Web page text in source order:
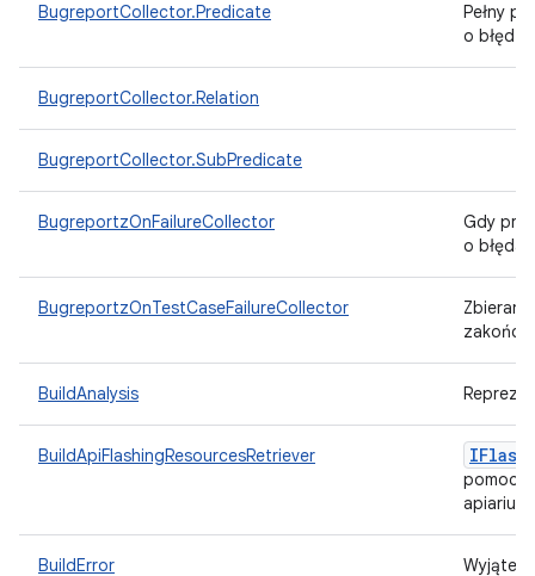
BugreportCollector.Predicate
Pełny
o
BugreportCollector.Relation
BugreportCollector.SubPredicate
BugreportzOnFailureCollector
Gdy
o
BugreportzOnTestCaseFailureCollector
BuildAnalysis
BuildApiFlashingResourcesRetriever
BuildError
Wyjątek